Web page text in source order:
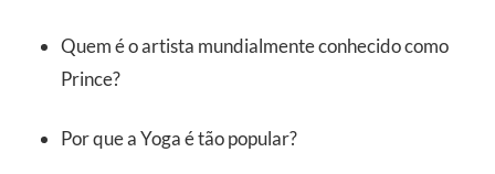
Quem é o artista mundialmente conhecido como
Prince?
Por que a Yoga é tão popular?